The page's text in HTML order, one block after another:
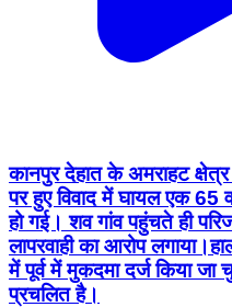
कानपुर देहात के अमराहट
पर हुए विवाद में घायल एक 65
हो गई। शव गांव पहुंचते ही
लापरवाही का आरोप
में पूर्व में मुकदमा दर्ज किया जा
प्रचलित है।